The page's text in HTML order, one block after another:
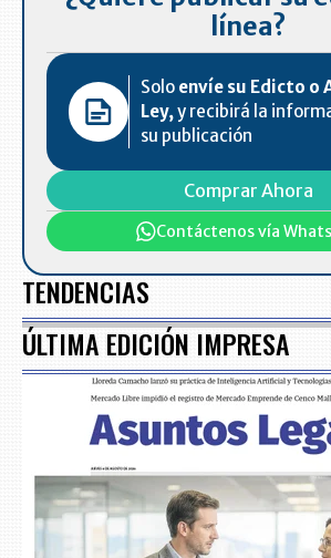
línea?
Solo envíe su Edicto o
Ley,y recibirá la
su publicación
Comprar Ahora
Contáctenos vía
TENDENCIAS
ÚLTIMA EDICIÓN IMPRESA